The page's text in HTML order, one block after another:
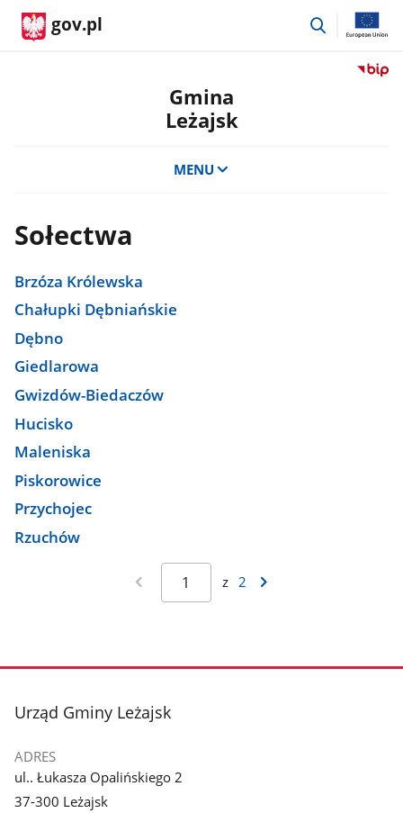
gov.pl
przejdź
Przejdź
Gmina
Leżajsk
MENU
Sołectwa
Brzóza Królewska
Chałupki Dębniańskie
Dębno
Giedlarowa
Gwizdów-Biedaczów
Hucisko
Maleniska
Piskorowice
Przychojec
Rzuchów
z 2
stopka
Urząd Gminy Leżajsk
ADRES
ul.. Łukasza Opalińskiego 2
37-300 Leżajsk